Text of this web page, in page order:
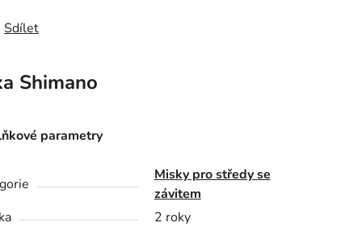
Sdílet
Shimano
parametry
Misky pro středy se
závitem
2 roky